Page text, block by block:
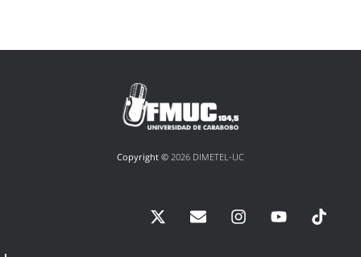
Copyright © 2026 DIMETEL-UC